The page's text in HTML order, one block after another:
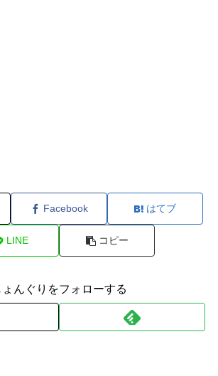
Facebook はてブ
LINE コピー
ょんぐりをフォローする